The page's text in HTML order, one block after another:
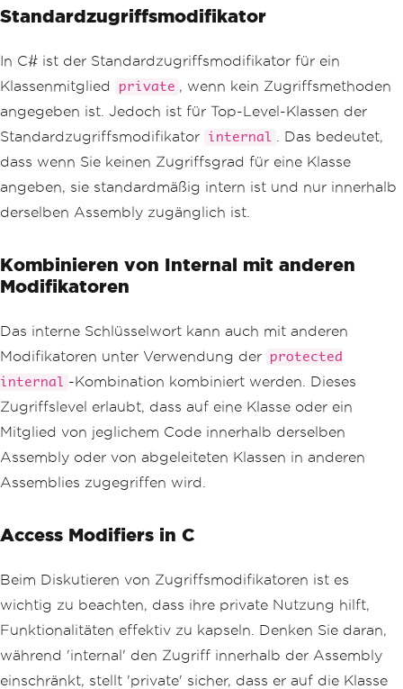
Standardzugriffsmodifikator
In C# ist der Standardzugriffsmodifikator für ein
Klassenmitglied
private , wenn kein Zugriffsmethoden
angegeben ist. Jedoch ist für Top-Level-Klassen der
Standardzugriffsmodifikator
internal
. Das bedeutet,
dass wenn Sie keinen Zugriffsgrad für eine Klasse
angeben, sie standardmäßig intern ist und nur innerhalb
derselben Assembly zugänglich ist.
Kombinieren von Internal mit anderen
Modifikatoren
Das interne Schlüsselwort kann auch mit anderen
Modifikatoren unter Verwendung der
protected
internal
-Kombination kombiniert werden. Dieses
Zugriffslevel erlaubt, dass auf eine Klasse oder ein
Mitglied von jeglichem Code innerhalb derselben
Assembly oder von abgeleiteten Klassen in anderen
Assemblies zugegriffen wird.
Access Modifiers in C
Beim Diskutieren von Zugriffsmodifikatoren ist es
wichtig zu beachten, dass ihre private Nutzung hilft,
Funktionalitäten effektiv zu kapseln. Denken Sie daran,
während 'internal' den Zugriff innerhalb der Assembly
einschränkt, stellt 'private' sicher, dass er auf die Klasse